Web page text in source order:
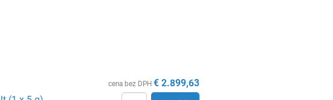
cena bez DPH € 2.899,63